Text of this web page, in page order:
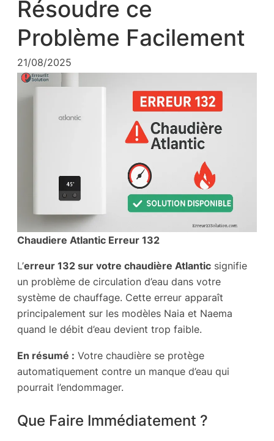
Résoudre ce
Problème Facilement
21/08/2025
Chaudiere Atlantic Erreur 132
L’erreur 132 sur votre chaudière Atlantic signifie
un problème de circulation d’eau dans votre
système de chauffage. Cette erreur apparaît
principalement sur les modèles Naia et Naema
quand le débit d’eau devient trop faible.
En résumé : Votre chaudière se protège
automatiquement contre un manque d’eau qui
pourrait l’endommager.
Que Faire Immédiatement ?